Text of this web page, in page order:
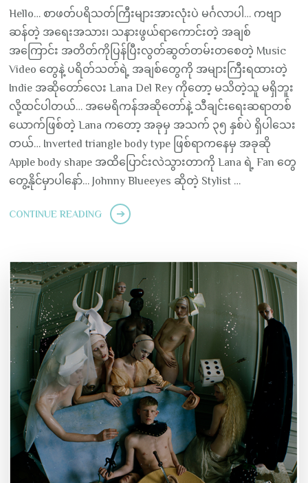
Hello… စာဖတ်ပရိသတ်ကြီးများအားလုံးပဲ မင်္ဂလာပါ… ကဗျာ
ဆန်တဲ့ အရေးအသား၊ သနားဖွယ်ရာကောင်းတဲ့ အချစ်
အကြောင်း အတိတ်ကိုပြန်ပြီးလွတ်ဆွတ်တမ်းတစေတဲ့ Music
Video တွေနဲ့ ပရိတ်သတ်ရဲ့ အချစ်တွေကို အများကြီးရထားတဲ့
Indie အဆိုတော်လေး Lana Del Rey ကိုတော့ မသိတဲ့သူ မရှိဘူး
လို့ထင်ပါတယ်… အမေရိကန်အဆိုတော်နဲ့ သီချင်းရေးဆရာတစ်
ယောက်ဖြစ်တဲ့ Lana ကတော့ အခုမှ အသက် ၃၅ နှစ်ပဲ ရှိပါသေး
တယ်… Inverted triangle body type ဖြစ်ရာကနေမှ အခုဆို
Apple body shape အထိပြောင်းလဲသွားတာကို Lana ရဲ့ Fan တွေ
တွေ့နိုင်မှာပါနော်… Johnny Blueeyes ဆိုတဲ့ Stylist …
CONTINUE READING